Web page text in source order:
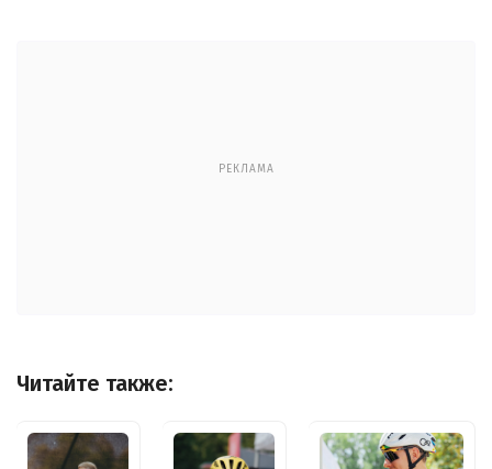
РЕКЛАМА
Читайте также: